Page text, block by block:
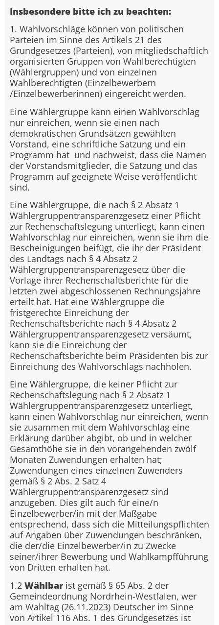
Insbesondere bitte ich zu beachten:
1. Wahlvorschläge können von politischen
Parteien im Sinne des Artikels 21 des
Grundgesetzes (Parteien), von mitgliedschaftlich
organisierten Gruppen von Wahlberechtigten
(Wählergruppen) und von einzelnen
Wahlberechtigten (Einzelbewerbern
/Einzelbewerberinnen) eingereicht werden.
Eine Wählergruppe kann einen Wahlvorschlag
nur einreichen, wenn sie einen nach
demokratischen Grundsätzen gewählten
Vorstand, eine schriftliche Satzung und ein
Programm hat und nachweist, dass die Namen
der Vorstandsmitglieder, die Satzung und das
Programm auf geeignete Weise veröffentlicht
sind.
Eine Wählergruppe, die nach § 2 Absatz 1
Wählergruppentransparenzgesetz einer Pflicht
zur Rechenschaftslegung unterliegt, kann einen
Wahlvorschlag nur einreichen, wenn sie ihm die
Bescheinigungen beifügt, die ihr der Präsident
des Landtags nach § 4 Absatz 2
Wählergruppentransparenzgesetz über die
Vorlage ihrer Rechenschaftsberichte für die
letzten zwei abgeschlossenen Rechnungsjahre
erteilt hat. Hat eine Wählergruppe die
fristgerechte Einreichung der
Rechenschaftsberichte nach § 4 Absatz 2
Wählergruppentransparenzgesetz versäumt,
kann sie die Einreichung der
Rechenschaftsberichte beim Präsidenten bis zur
Einreichung des Wahlvorschlags nachholen.
Eine Wählergruppe, die keiner Pflicht zur
Rechenschaftslegung nach § 2 Absatz 1
Wählergruppentransparenzgesetz unterliegt,
kann einen Wahlvorschlag nur einreichen, wenn
sie zusammen mit dem Wahlvorschlag eine
Erklärung darüber abgibt, ob und in welcher
Gesamthöhe sie in den vorangehenden zwölf
Monaten Zuwendungen erhalten hat;
Zuwendungen eines einzelnen Zuwenders
gemäß § 2 Abs. 2 Satz 4
Wählergruppentransparenzgesetz sind
anzugeben. Dies gilt auch für eine/n
Einzelbewerber/in mit der Maßgabe
entsprechend, dass sich die Mitteilungspflichten
auf Angaben über Zuwendungen beschränken,
die der/die Einzelbewerber/in zu Zwecke
seiner/ihrer Bewerbung und Wahlkampfführung
von Dritten erhalten hat.
1.2 Wählbarist gemäß § 65 Abs. 2 der
Gemeindeordnung Nordrhein-Westfalen, wer
am Wahltag (26.11.2023) Deutscher im Sinne
von Artikel 116 Abs. 1 des Grundgesetzes ist